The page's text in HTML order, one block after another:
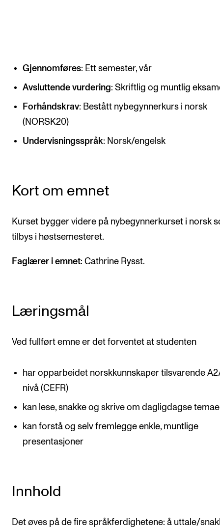
FORSKNING
CERM
CREMAH
NordART
Utveksling
Samarbeidsprosjekter
Nyheter og historier
Ledige stillinger
INFO
Om Norges musikkhøgskole
For ansatte og studenter
Gjennomføres: Ett semester, vår
Avsluttende vurdering: Skriftlig og muntlig
Forhåndskrav: Bestått nybegynnerkurs i norsk
(NORSK20)
Undervisningsspråk: Norsk/engelsk
Kort om emnet
Kurset bygger videre på nybegynnerkurset i norsk
tilbys i høstsemesteret.
Faglærer i emnet: Cathrine Rysst.
Læringsmål
Ved fullført emne er det forventet at studenten
har opparbeidet norskkunnskaper tilsvarende
nivå (CEFR)
kan lese, snakke og skrive om dagligdagse
kan forstå og selv fremlegge enkle, muntlige
presentasjoner
Innhold
Det øves på de fire språkferdighetene: å uttale/